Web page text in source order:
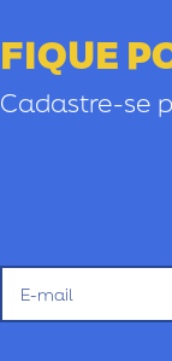
FIQUE
Cadastre-se